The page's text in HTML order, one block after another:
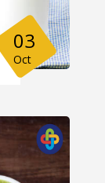
03
Oct